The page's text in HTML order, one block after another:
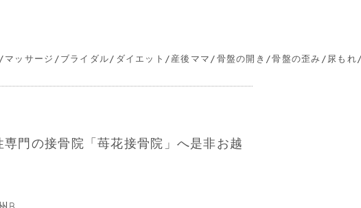
ッサージ/ブライダル/ダイエット/産後ママ/骨盤の開き/骨盤の歪み/尿
門の接骨院「苺花接骨院」へ是非お越